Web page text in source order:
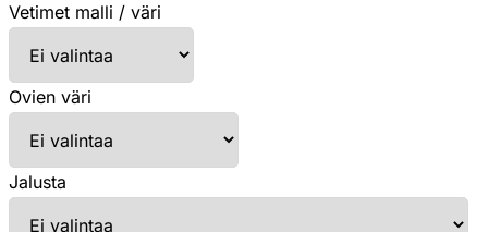
Vetimet malli / väri
Ovien väri
Jalusta